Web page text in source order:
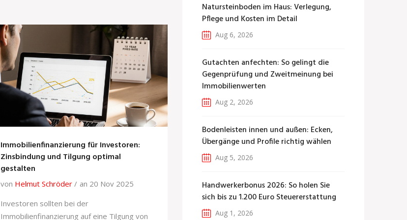
Immobilienfinanzierung für Investoren:
Zinsbindung und Tilgung optimal
gestalten
von Helmut Schröder
an 20 Nov 2025
Investoren sollten bei der
Immobilienfinanzierung auf eine Tilgung von
Natursteinboden im Haus: Verlegung,
Pflege und Kosten im Detail
Aug 6, 2026
Gutachten anfechten: So gelingt die
Gegenprüfung und Zweitmeinung bei
Immobilienwerten
Aug 2, 2026
Bodenleisten innen und außen: Ecken,
Übergänge und Profile richtig wählen
Aug 5, 2026
Handwerkerbonus 2026: So holen Sie
sich bis zu 1.200 Euro Steuererstattung
Aug 1, 2026